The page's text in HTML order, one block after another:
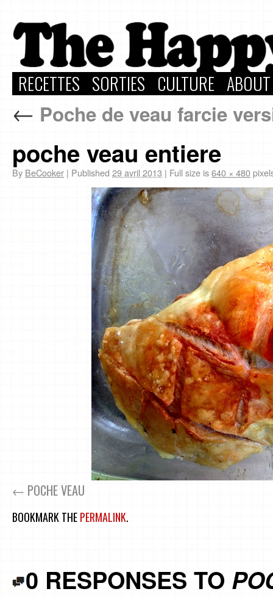
RECETTES SORTIES CULTURE
← Poche de veau farcie
poche veau entiere
By BeCooker | Published 29 avril 2013 | Full size is640 × 480
POCHE VEAU
BOOKMARK THEPERMALINK.
0 RESPONSES TO